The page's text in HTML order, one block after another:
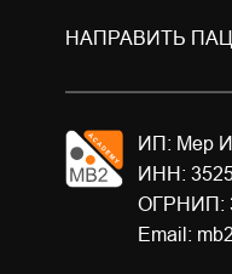
НАПРАВИТЬ
ИП: Мер
ИНН:
ОГРНИП:
Email: